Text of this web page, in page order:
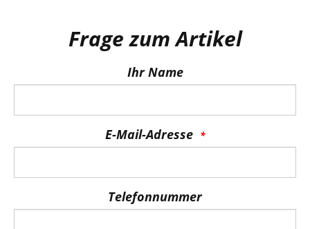
Frage zum Artikel
Ihr Name
E-Mail-Adresse
Telefonnummer